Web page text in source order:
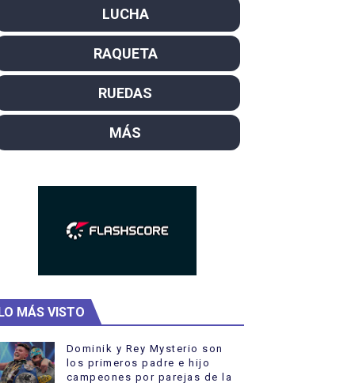
como campeón
Cassidy y el nuevo líder Dennis
Pro
LUCHA
RAQUETA
RUEDAS
MÁS
MÁS VISTO
Dominik y Rey Mysterio son
los primeros padre e hijo
campeones por parejas de la